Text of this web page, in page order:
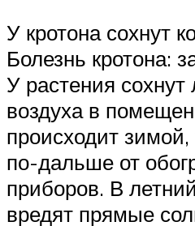
У кротона сохнут
Болезнь кротона:
У растения сохнут
воздуха в
происходит зимой,
по-дальше от
приборов. В
вредят прямые